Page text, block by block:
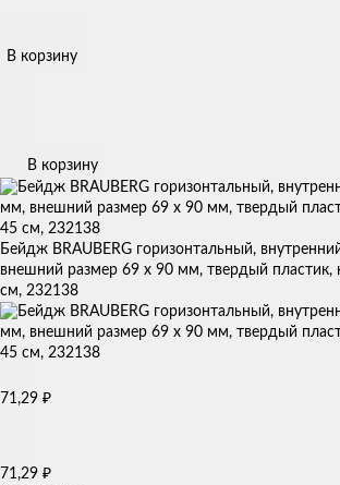
В корзину
В корзину
Бейдж BRAUBERG горизонтальный,
внешний размер 69 х 90 мм, твердый пластик,
см, 232138
71,29 ₽
71,29 ₽